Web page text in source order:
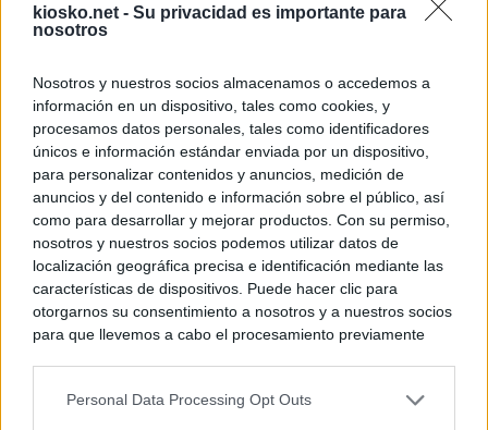
kiosko.net - Su privacidad es importante para
nosotros
Nosotros y nuestros socios almacenamos o accedemos a
información en un dispositivo, tales como cookies, y
procesamos datos personales, tales como identificadores
únicos e información estándar enviada por un dispositivo,
para personalizar contenidos y anuncios, medición de
anuncios y del contenido e información sobre el público, así
como para desarrollar y mejorar productos. Con su permiso,
nosotros y nuestros socios podemos utilizar datos de
localización geográfica precisa e identificación mediante las
características de dispositivos. Puede hacer clic para
otorgarnos su consentimiento a nosotros y a nuestros socios
para que llevemos a cabo el procesamiento previamente
negar su consentimiento. Tenga en cuenta que algún
Personal Data Processing Opt Outs